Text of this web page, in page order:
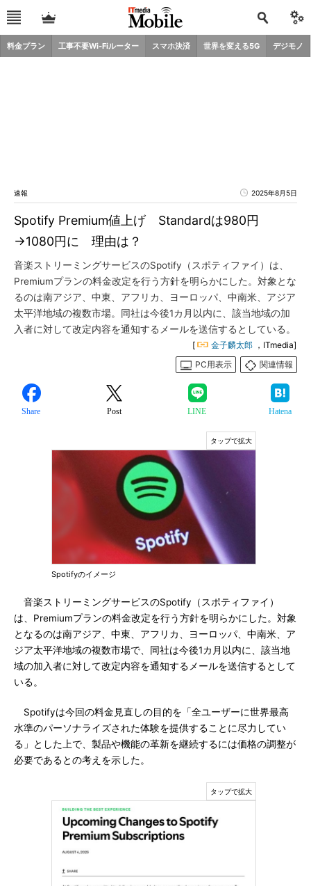
料金プラン 工事不要Wi-Fiルーター スマホ決済 世界を変える5G デジモノ
速報 2025年8月5日
Spotify Premium値上げ Standardは980円
→1080円に 理由は？
音楽ストリーミングサービスのSpotify（スポティファイ）は、
Premiumプランの料金改定を行う方針を明らかにした。対象とな
るのは南アジア、中東、アフリカ、ヨーロッパ、中南米、アジア
太平洋地域の複数市場。同社は今後1カ月以内に、該当地域の加
入者に対して改定内容を通知するメールを送信するとしている。
[ 金子麟太郎 ，ITmedia]
PC用表示
関連情報
Share Post LINE Hatena
Spotifyのイメージ
音楽ストリーミングサービスのSpotify（スポティファイ）
は、Premiumプランの料金改定を行う方針を明らかにした。対象
となるのは南アジア、中東、アフリカ、ヨーロッパ、中南米、ア
ジア太平洋地域の複数市場で、同社は今後1カ月以内に、該当地
域の加入者に対して改定内容を通知するメールを送信するとして
いる。
Spotifyは今回の料金見直しの目的を「全ユーザーに世界最高
水準のパーソナライズされた体験を提供することに尽力してい
る」とした上で、製品や機能の革新を継続するには価格の調整が
必要であるとの考えを示した。